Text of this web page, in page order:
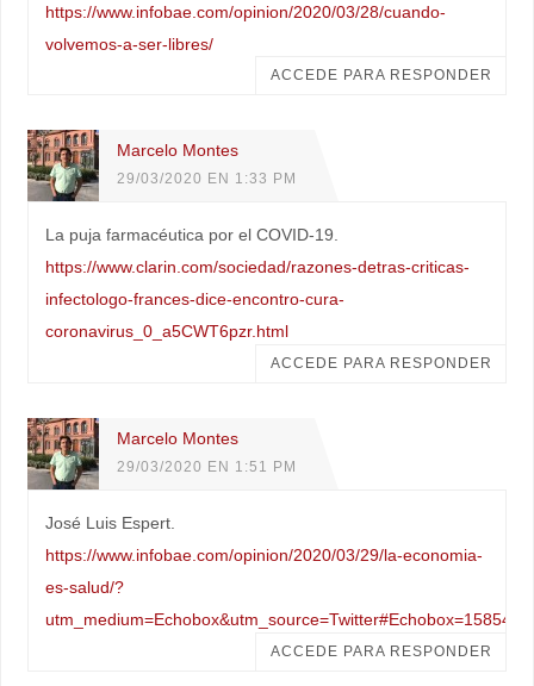
https://www.infobae.com/opinion/2020/03/28/cuando-
volvemos-a-ser-libres/
ACCEDE PARA RESPONDER
Marcelo Montes
29/03/2020 EN 1:33 PM
La puja farmacéutica por el COVID-19.
https://www.clarin.com/sociedad/razones-detras-criticas-
infectologo-frances-dice-encontro-cura-
coronavirus_0_a5CWT6pzr.html
ACCEDE PARA RESPONDER
Marcelo Montes
29/03/2020 EN 1:51 PM
José Luis Espert.
https://www.infobae.com/opinion/2020/03/29/la-economia-
es-salud/?
ACCEDE PARA RESPONDER